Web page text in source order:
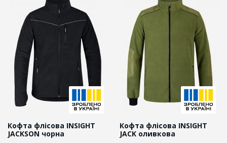
Кофта флісова INSIGHT
JACKSON чорна
Кофта флісова INSIGHT
JACK оливкова